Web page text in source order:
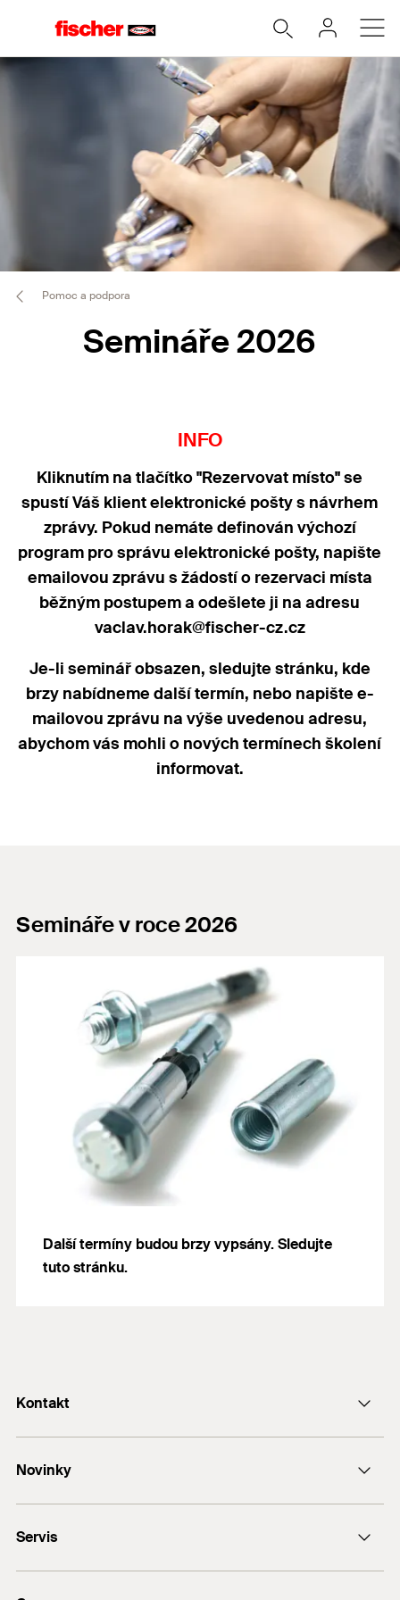
Pomoc a podpora
Semináře 2026
INFO
Kliknutím na tlačítko "Rezervovat místo" se
spustí Váš klient elektronické pošty s návrhem
zprávy. Pokud nemáte definován výchozí
program pro správu elektronické pošty, napište
emailovou zprávu s žádostí o rezervaci místa
běžným postupem a odešlete ji na adresu
vaclav.horak@fischer-cz.cz
Je-li seminář obsazen, sledujte stránku, kde
brzy nabídneme další termín, nebo napište e-
mailovou zprávu na výše uvedenou adresu,
abychom vás mohli o nových termínech školení
informovat.
Semináře v roce 2026
Další termíny budou brzy vypsány. Sledujte
tuto stránku.
Kontakt
e-Mail
Novinky
FAZ II
FIS V Plus
Servis